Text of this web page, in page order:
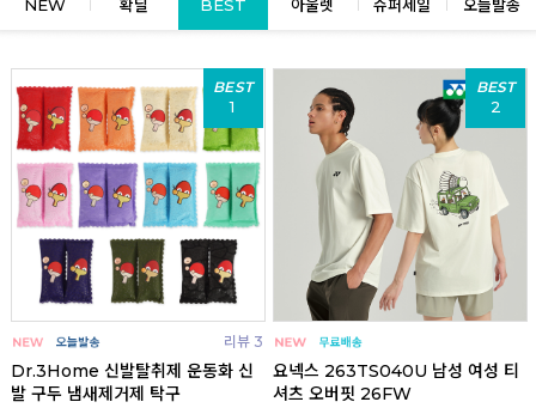
NEW 확딜 BEST 아울렛 슈퍼세일 오늘발송
BEST
1
리뷰 3
Dr.3Home 신발탈취제 운동화 신
발 구두 냄새제거제 탁구
BEST
2
요넥스 263TS040U 남성 여성 티
셔츠 오버핏 26FW